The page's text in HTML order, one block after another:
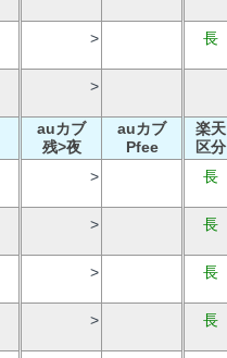
> 長
>
auカブ
残>夜
auカブ
Pfee
楽天
区分
> 長
> 長
> 長
> 長